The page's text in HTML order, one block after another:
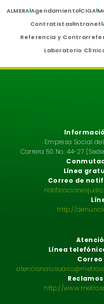
ALMERAAgendamientoCIGA
ContratistasIntranet
Referencia y
Laboratorio
Empresa Social
Carrera 50 No. 44-27
Línea
Correo de
http://
Línea
http://